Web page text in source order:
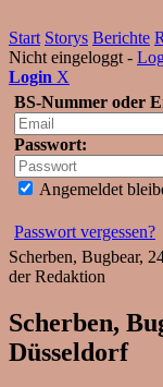
Start Storys Berichte
Nicht eingeloggt -
Login X
BS-Nummer oder
Passwort:
Angemeldet
Passwort vergessen?
Scherben, Bugbear,
der Redaktion
Scherben,
Düsseldorf